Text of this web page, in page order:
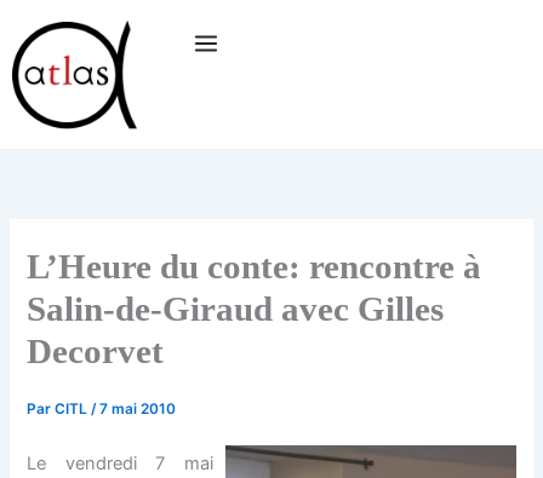
au
contenu
L’Heure du conte: rencontre à
Salin-de-Giraud avec Gilles
Decorvet
ParCITL/7 mai 2010
Le vendredi 7 mai